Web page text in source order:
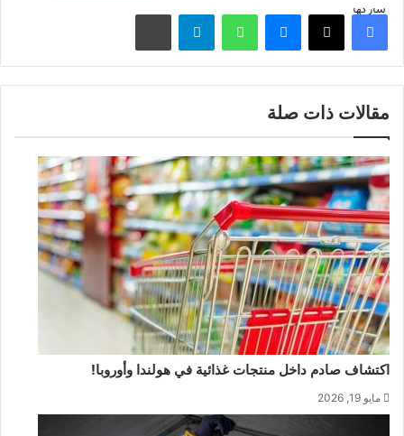
شاركهافيسبوك ‫X ماسنجر واتساب تيلقرام مشاركة عبر البريد
مقالات ذات صلة
اكتشاف صادم داخل منتجات غذائية في هولندا وأوروبا!
مايو 19, 2026